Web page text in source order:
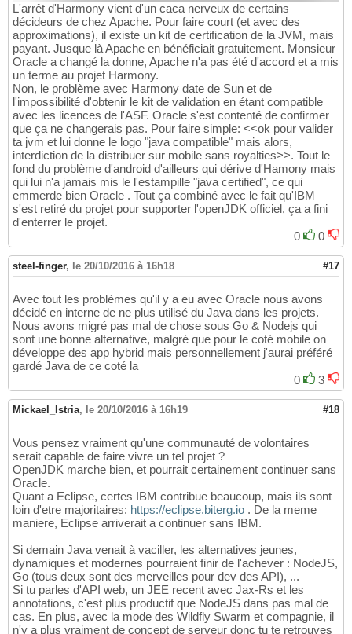
L'arrêt d'Harmony vient d'un caca nerveux de certains
décideurs de chez Apache. Pour faire court (et avec des
approximations), il existe un kit de certification de la JVM, mais
payant. Jusque là Apache en bénéficiait gratuitement. Monsieur
Oracle a changé la donne, Apache n'a pas été d'accord et a mis
un terme au projet Harmony.
Non, le problème avec Harmony date de Sun et de
l'impossibilité d'obtenir le kit de validation en étant compatible
avec les licences de l'ASF. Oracle s'est contenté de confirmer
que ça ne changerais pas. Pour faire simple: <<ok pour valider
ta jvm et lui donne le logo "java compatible" mais alors,
interdiction de la distribuer sur mobile sans royalties>>. Tout le
fond du problème d'android d'ailleurs qui dérive d'Hamony mais
qui lui n'a jamais mis le l'estampille "java certified", ce qui
emmerde bien Oracle . Tout ça combiné avec le fait qu'IBM
s'est retiré du projet pour supporter l'openJDK officiel, ça a fini
d'enterrer le projet.
0
0
steel-finger, le 20/10/2016 à 16h18 #17
Avec tout les problèmes qu'il y a eu avec Oracle nous avons
décidé en interne de ne plus utilisé du Java dans les projets.
Nous avons migré pas mal de chose sous Go & Nodejs qui
sont une bonne alternative, malgré que pour le coté mobile on
développe des app hybrid mais personnellement j'aurai préféré
gardé Java de ce coté la
0
3
Mickael_Istria, le 20/10/2016 à 16h19 #18
Vous pensez vraiment qu'une communauté de volontaires
serait capable de faire vivre un tel projet ?
OpenJDK marche bien, et pourrait certainement continuer sans
Oracle.
Quant a Eclipse, certes IBM contribue beaucoup, mais ils sont
loin d'etre majoritaires: https://eclipse.biterg.io . De la meme
maniere, Eclipse arriverait a continuer sans IBM.
Si demain Java venait à vaciller, les alternatives jeunes,
dynamiques et modernes pourraient finir de l'achever : NodeJS,
Go (tous deux sont des merveilles pour dev des API), ...
Si tu parles d'API web, un JEE recent avec Jax-Rs et les
annotations, c'est plus productif que NodeJS dans pas mal de
cas. En plus, avec la mode des Wildfly Swarm et compagnie, il
n'y a plus vraiment de concept de serveur donc tu te retrouves